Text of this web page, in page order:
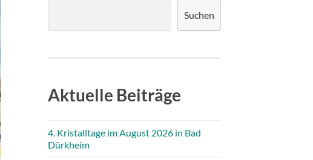
Suchen
Aktuelle Beiträge
4. Kristalltage im August 2026 in Bad
Dürkheim